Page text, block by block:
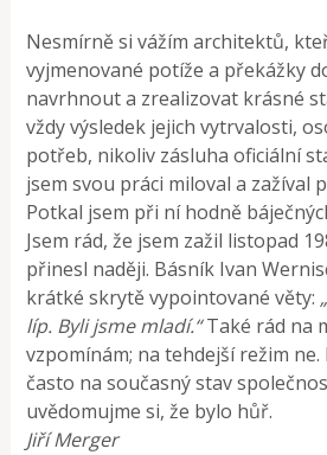
Nesmírně si vážím architektů,
vyjmenované potíže a překážky
navrhnout a zrealizovat krásné
vždy výsledek jejich vytrvalosti,
potřeb, nikoliv zásluha oficiální
jsem svou práci miloval a zažíval
Potkal jsem při ní hodně
Jsem rád, že jsem zažil listopad
přinesl naději. Básník Ivan
krátké skrytě vypointované věty:
líp. Byli jsme mladí.“Také rád na
vzpomínám; na tehdejší režim
často na současný stav
uvědomujme si, že bylo hůř.
Jiří Merger